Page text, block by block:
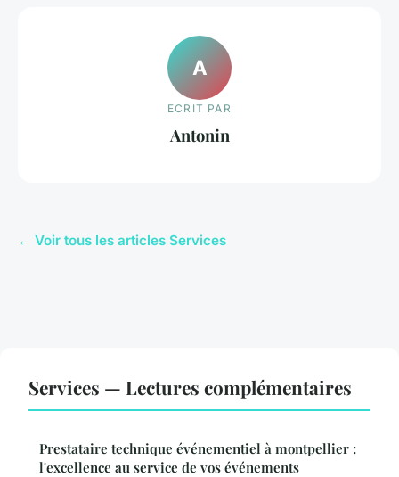
A
ECRIT PAR
Antonin
← Voir tous les articles Services
Services — Lectures complémentaires
Prestataire technique événementiel à montpellier :
l'excellence au service de vos événements